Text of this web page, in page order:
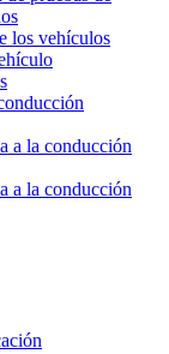
los vehículos
a la conducción
a la conducción